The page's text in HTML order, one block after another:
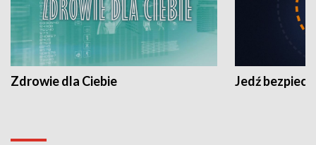
Zdrowie dla Ciebie Jedź